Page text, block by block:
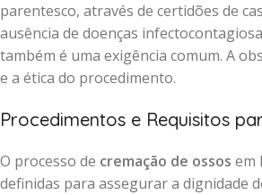
parentesco, através de certidões de
ausência de doenças
também é uma exigência comum. A
e a ética do procedimento.
Procedimentos e Requisitos
O processo de cremação de ossos em
definidas para assegurar a dignidade